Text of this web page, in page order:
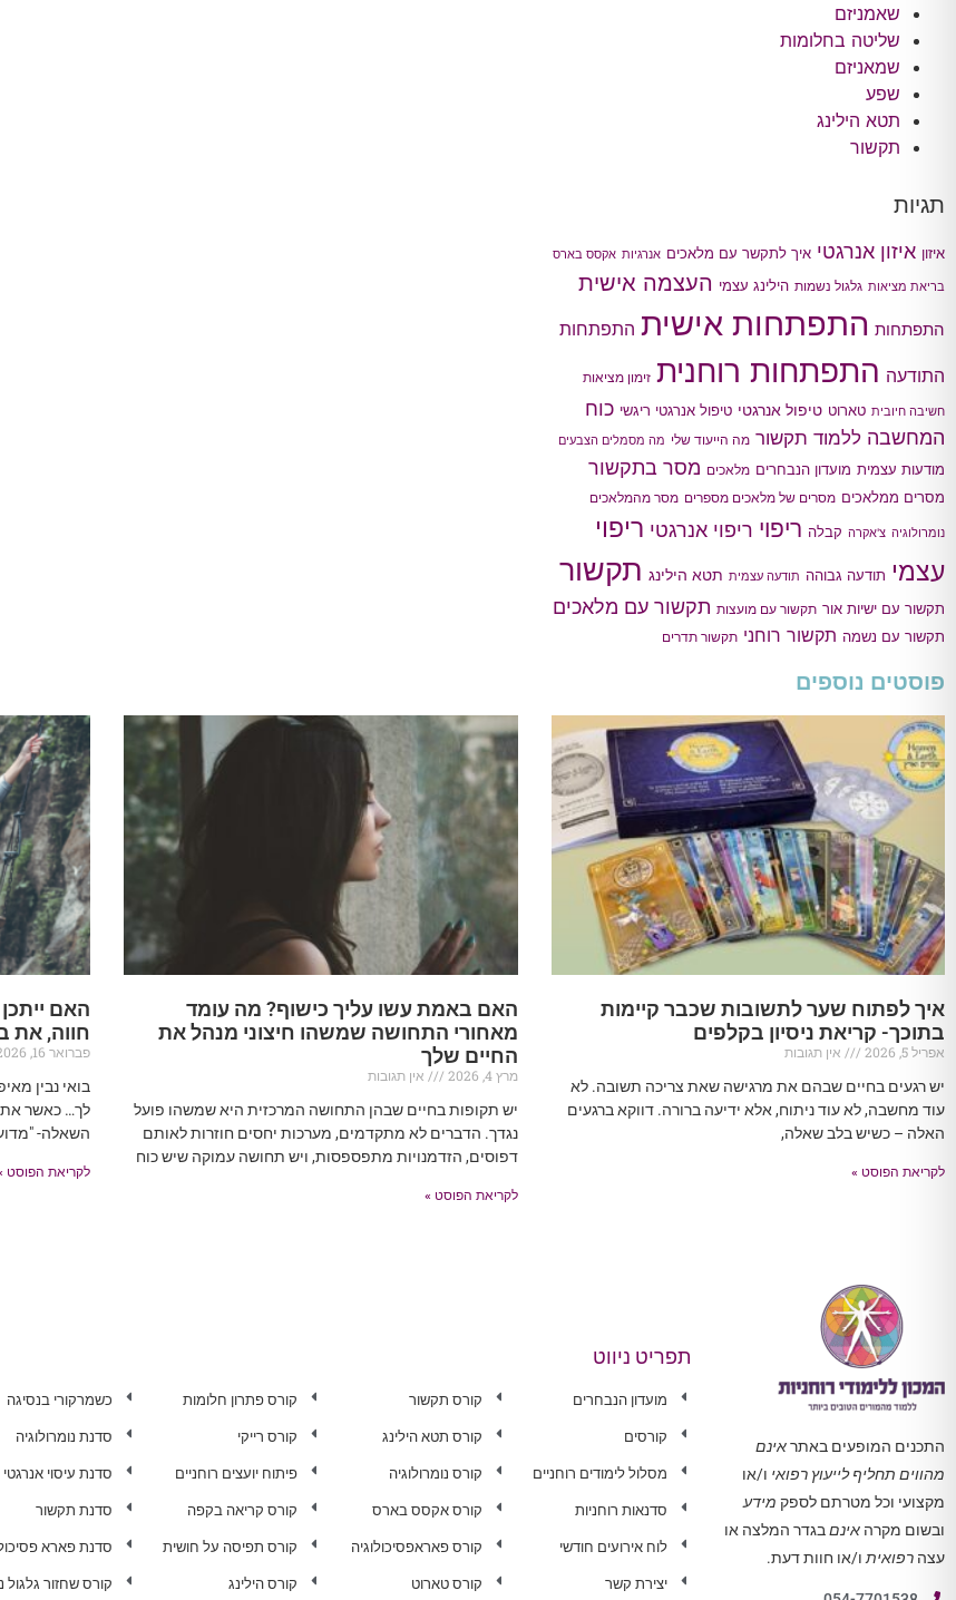
שאמניזם
שליטה בחלומות
שמאניזם
שפע
תטא הילינג
תקשור
תגיות
איזון איזון אנרגטי איך לתקשר עם מלאכים אנרגיות אקסס בארס
בריאת מציאות גלגול נשמות הילינג עצמי העצמה אישית
התפתחות התפתחות אישית התפתחות
התודעה התפתחות רוחנית זימון מציאות
חשיבה חיובית טארוט טיפול אנרגטי טיפול אנרגטי ריגשי כוח
המחשבה ללמוד תקשור מה הייעוד שלי מה מסמלים הצבעים
מודעות עצמית מועדון הנבחרים מלאכים מסר בתקשור
מסרים ממלאכים מסרים של מלאכים מספרים מסר מהמלאכים
נומרולוגיה צ'אקרה קבלה ריפוי ריפוי אנרגטי ריפוי
עצמי תודעה גבוהה תודעה עצמית תטא הילינג תקשור
תקשור עם ישיות אור תקשור עם מועצות תקשור עם מלאכים
תקשור עם נשמה תקשור רוחני תקשור תדרים
פוסטים נוספים
איך לפתוח שער לתשובות שכבר קיימות
בתוכך- קריאת ניסיון בקלפים
אפריל 5, 2026
אין תגובות
יש רגעים בחיים שבהם את מרגישה שאת צריכה תשובה. לא
עוד מחשבה, לא עוד ניתוח, אלא ידיעה ברורה. דווקא ברגעים
האלה – כשיש בלב שאלה,
לקריאת הפוסט »
האם באמת עשו עליך כישוף? מה עומד
מאחורי התחושה שמשהו חיצוני מנהל את
החיים שלך
מרץ 4, 2026
אין תגובות
יש תקופות בחיים שבהן התחושה המרכזית היא שמשהו פועל
נגדך. הדברים לא מתקדמים, מערכות יחסים חוזרות לאותם
דפוסים, הזדמנויות מתפספסות, ויש תחושה עמוקה שיש כוח
לקריאת הפוסט »
האם
חווה,
פברואר 16, 2026
בואי נבין
לך… כאשר את
השאלה-
לקריאת הפוסט
התכנים המופעים באתראינם
מהווים תחליף לייעוץ רפואי ו/או
מקצועי וכל מטרתם לספק מידע
ובשום מקרה אינםבגדר המלצה או
עצה רפואית ו/או חוות דעת.
תפריט ניווט
מועדון הנבחרים
קורסים
מסלול לימודים רוחניים
סדנאות רוחניות
לוח אירועים חודשי
יצירת קשר
קורס תקשור
קורס תטא הילינג
קורס נומרולוגיה
קורס אקסס בארס
קורס פאראפסיכולוגיה
קורס טארוט
קורס פתרון חלומות
קורס רייקי
פיתוח יועצים רוחניים
קורס קריאה בקפה
קורס תפיסה על חושית
קורס הילינג
כשמרקורי בנסיגה
סדנת נומרולוגיה
סדנת עיסוי אנרגטי
סדנת תקשור
סדנת פארא
קורס שחזור גלגול